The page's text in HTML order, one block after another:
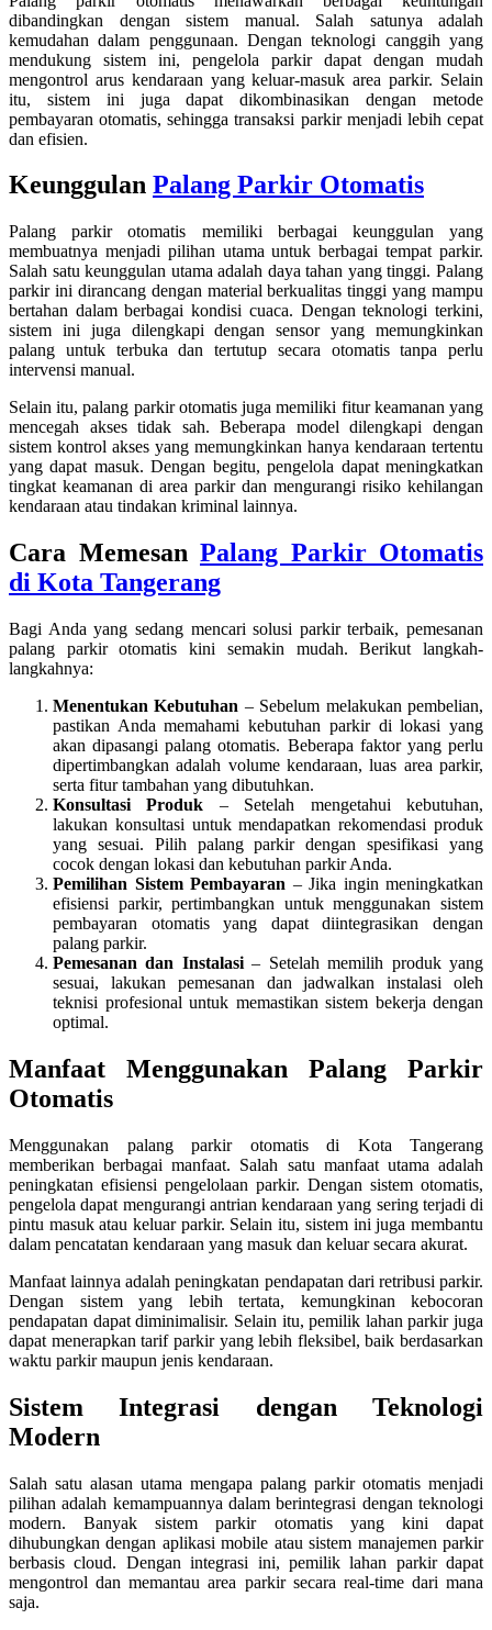
dibandingkan dengan sistem manual. Salah satunya adalah
kemudahan dalam penggunaan. Dengan teknologi canggih yang
mendukung sistem ini, pengelola parkir dapat dengan mudah
mengontrol arus kendaraan yang keluar-masuk area parkir. Selain
itu, sistem ini juga dapat dikombinasikan dengan metode
pembayaran otomatis, sehingga transaksi parkir menjadi lebih cepat
dan efisien.
Keunggulan Palang Parkir Otomatis
Palang parkir otomatis memiliki berbagai keunggulan yang
membuatnya menjadi pilihan utama untuk berbagai tempat parkir.
Salah satu keunggulan utama adalah daya tahan yang tinggi. Palang
parkir ini dirancang dengan material berkualitas tinggi yang mampu
bertahan dalam berbagai kondisi cuaca. Dengan teknologi terkini,
sistem ini juga dilengkapi dengan sensor yang memungkinkan
palang untuk terbuka dan tertutup secara otomatis tanpa perlu
intervensi manual.
Selain itu, palang parkir otomatis juga memiliki fitur keamanan yang
mencegah akses tidak sah. Beberapa model dilengkapi dengan
sistem kontrol akses yang memungkinkan hanya kendaraan tertentu
yang dapat masuk. Dengan begitu, pengelola dapat meningkatkan
tingkat keamanan di area parkir dan mengurangi risiko kehilangan
kendaraan atau tindakan kriminal lainnya.
Cara Memesan Palang Parkir Otomatis
di Kota Tangerang
Bagi Anda yang sedang mencari solusi parkir terbaik, pemesanan
palang parkir otomatis kini semakin mudah. Berikut langkah-
langkahnya:
Menentukan Kebutuhan – Sebelum melakukan pembelian,
pastikan Anda memahami kebutuhan parkir di lokasi yang
akan dipasangi palang otomatis. Beberapa faktor yang perlu
dipertimbangkan adalah volume kendaraan, luas area parkir,
serta fitur tambahan yang dibutuhkan.
Konsultasi Produk – Setelah mengetahui kebutuhan,
lakukan konsultasi untuk mendapatkan rekomendasi produk
yang sesuai. Pilih palang parkir dengan spesifikasi yang
cocok dengan lokasi dan kebutuhan parkir Anda.
Pemilihan Sistem Pembayaran – Jika ingin meningkatkan
efisiensi parkir, pertimbangkan untuk menggunakan sistem
pembayaran otomatis yang dapat diintegrasikan dengan
palang parkir.
Pemesanan dan Instalasi– Setelah memilih produk yang
sesuai, lakukan pemesanan dan jadwalkan instalasi oleh
teknisi profesional untuk memastikan sistem bekerja dengan
optimal.
Manfaat Menggunakan Palang Parkir
Otomatis
Menggunakan palang parkir otomatis di Kota Tangerang
memberikan berbagai manfaat. Salah satu manfaat utama adalah
peningkatan efisiensi pengelolaan parkir. Dengan sistem otomatis,
pengelola dapat mengurangi antrian kendaraan yang sering terjadi di
pintu masuk atau keluar parkir. Selain itu, sistem ini juga membantu
dalam pencatatan kendaraan yang masuk dan keluar secara akurat.
Manfaat lainnya adalah peningkatan pendapatan dari retribusi parkir.
Dengan sistem yang lebih tertata, kemungkinan kebocoran
pendapatan dapat diminimalisir. Selain itu, pemilik lahan parkir juga
dapat menerapkan tarif parkir yang lebih fleksibel, baik berdasarkan
waktu parkir maupun jenis kendaraan.
Sistem Integrasi dengan Teknologi
Modern
Salah satu alasan utama mengapa palang parkir otomatis menjadi
pilihan adalah kemampuannya dalam berintegrasi dengan teknologi
modern. Banyak sistem parkir otomatis yang kini dapat
dihubungkan dengan aplikasi mobile atau sistem manajemen parkir
berbasis cloud. Dengan integrasi ini, pemilik lahan parkir dapat
mengontrol dan memantau area parkir secara real-time dari mana
saja.